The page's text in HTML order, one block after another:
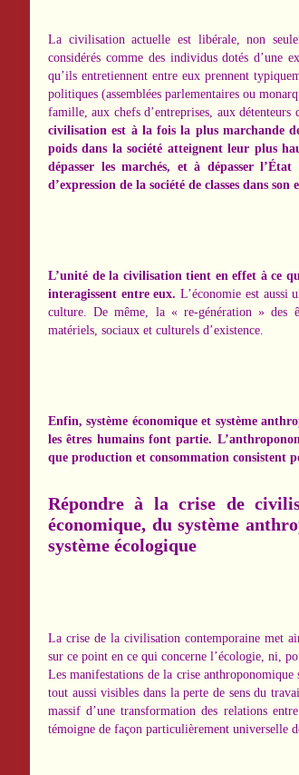
La civilisation actuelle est libérale, non
considérés comme des individus dotés d’une
qu’ils entretiennent entre eux prennent
politiques (assemblées parlementaires ou
famille, aux chefs d’entreprises, aux
civilisation est à la fois la plus marchande
poids dans la société atteignent leur plus
dépasser les marchés, et à dépasser
d’expression de la société de classes dans son
L’unité de la civilisation tient en effet à ce
interagissent entre eux.L’économie est aussi
culture. De même, la « re-génération » des
matériels, sociaux et culturels d’existence.
Enfin, système économique et système
les êtres humains font partie.
que production et consommation consistent
Répondre à la crise de
économique, du système
système écologique
La crise de la civilisation contemporaine met
sur ce point en ce qui concerne l’écologie, ni,
Les manifestations de la crise
tout aussi visibles dans la perte de sens du
massif d’une transformation des relations
témoigne de façon particulièrement universelle